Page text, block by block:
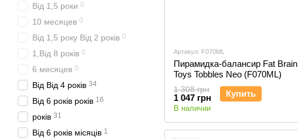
Артикул: F070ML
Пирамидка-балансир Fat Brain
Toys Tobbles Neo (F070ML)
1 308 грн
1 047 грн Купить
В наличии
Від 1,5 роки 0
10 месяцев 0
Від 1,5 року Від 2 років 0
1,Від 8 років 0
6 месяцев 0
Від Від 4 років 34
Від 6 років років 16
років 31
Від 6 років місяців 1